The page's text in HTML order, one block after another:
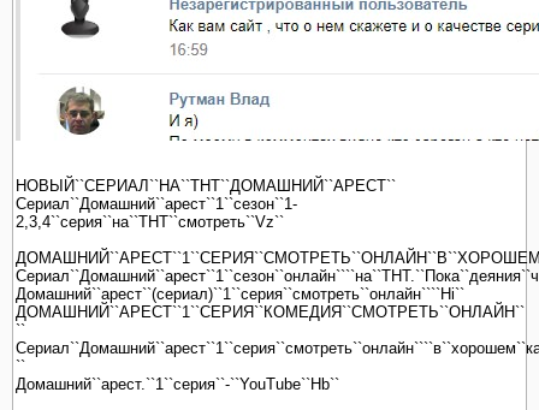
НОВЫЙ``СЕРИАЛ``НА``ТНТ``ДОМАШНИЙ``АРЕСТ``
Сериал``Домашний``арест``1``сезон``1-
2,3,4``серия``на``ТНТ``смотреть``Vz``
Домашний``арест``(сериал)``1``серия``смотреть``онлайн````Hi``
ДОМАШНИЙ``АРЕСТ``1``СЕРИЯ``КОМЕДИЯ``СМОТРЕТЬ``ОНЛАЙН``
``
``
Домашний``арест.``1``серия``-``YouTube``Hb``